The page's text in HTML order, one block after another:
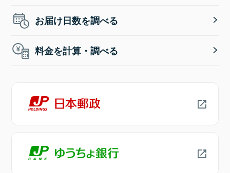
お届け日数を調べる
料金を計算・調べる